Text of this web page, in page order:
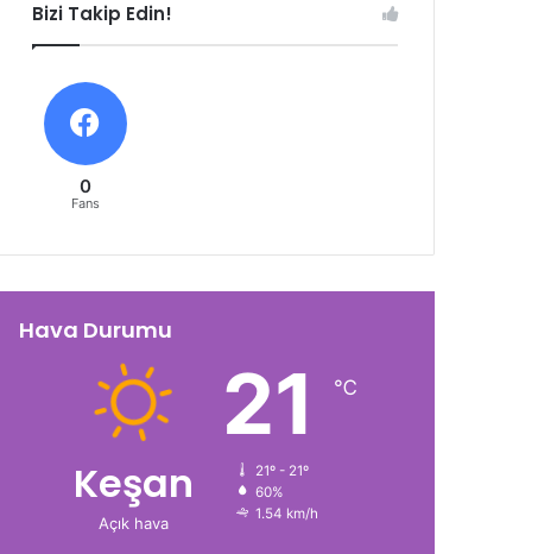
Bizi Takip Edin!
0
Fans
Hava Durumu
Keşan
Açık hava
21 ℃
21º - 21º
60%
1.54 km/h